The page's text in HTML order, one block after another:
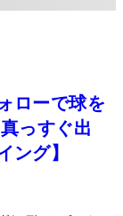
ローで球を
っすぐ出
ング】